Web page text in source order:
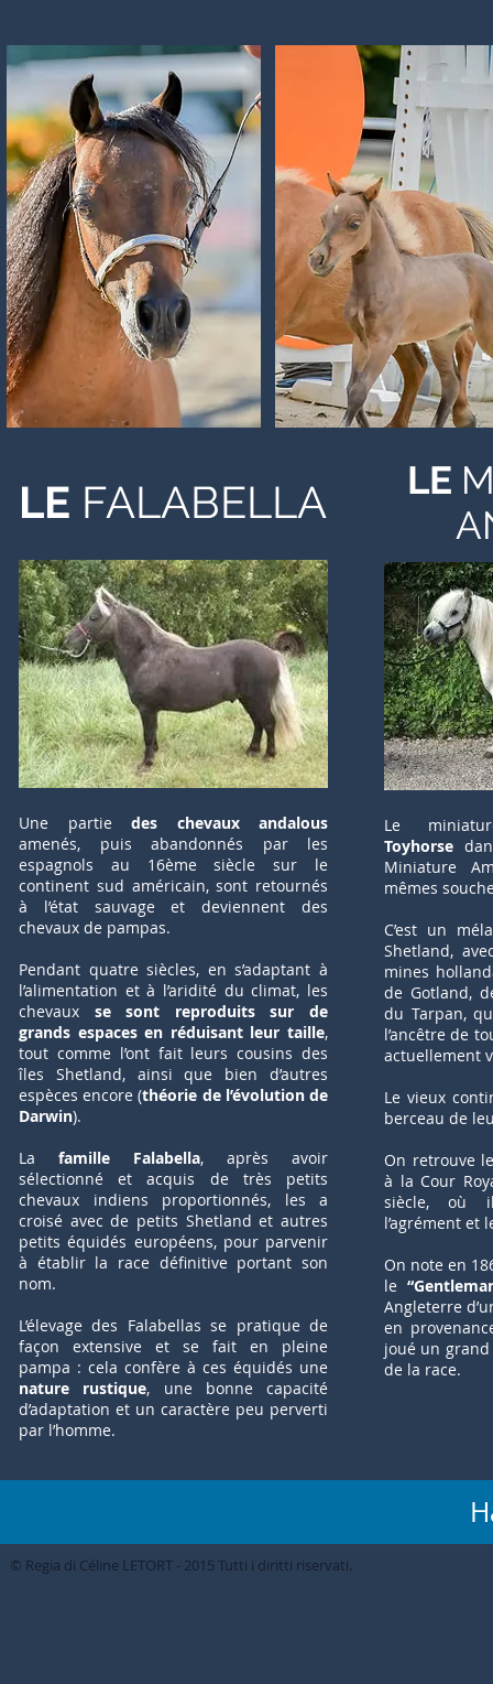
LE FALABELLA
Une partie des chevaux andalous
amenés, puis abandonnés par les
espagnols au 16ème siècle sur le
continent sud américain, sont retournés
à l’état sauvage et deviennent des
chevaux de pampas.
Pendant quatre siècles, en s’adaptant à
l’alimentation et à l’aridité du climat, les
chevaux se sont reproduits sur de
grands espaces en réduisant leur taille,
tout comme l’ont fait leurs cousins des
îles Shetland, ainsi que bien d’autres
espèces encore (théorie de l’évolution de
Darwin).
La famille Falabella, après avoir
sélectionné et acquis de très petits
chevaux indiens proportionnés, les a
croisé avec de petits Shetland et autres
petits équidés européens, pour parvenir
à établir la race définitive portant son
nom.
L’élevage des Falabellas se pratique de
façon extensive et se fait en pleine
pampa : cela confère à ces équidés une
nature rustique, une bonne capacité
d’adaptation et un caractère peu perverti
par l’homme.
LE
Le
Toyhorse
Miniature
mêmes
C’est un
Shetland,
mines
de Gotland,
du Tarpan,
l’ancêtre de
actuellement
Le vieux
berceau de
On retrouve
à la Cour
siècle, où
l’agrément et
On note en
le
Angleterre
en
joué un
de la race.
© Regia di Céline LETORT - 2015 Tutti i diritti riservati.